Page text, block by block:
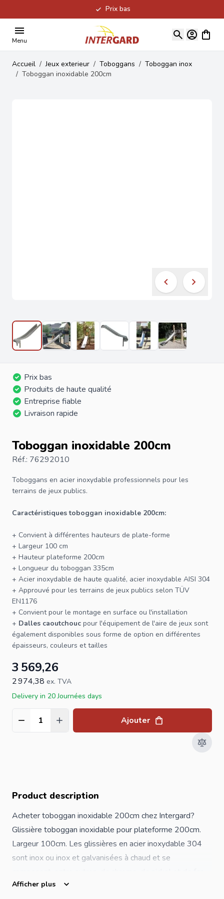
Prix bas
Menu
Voir
Accueil / Jeux exterieur / Toboggans / Toboggan inox
/ Toboggan inoxidable 200cm
Prix bas
Produits de haute qualité
Entreprise fiable
Livraison rapide
Toboggan inoxidable 200cm
Réf.: 76292010
Toboggans en acier inoxydable professionnels pour les
terrains de jeux publics.
Caractéristiques toboggan inoxidable 200cm:
+ Convient à différentes hauteurs de plate-forme
+ Largeur 100 cm
+ Hauteur plateforme 200cm
+ Longueur du toboggan 335cm
+ Acier inoxydable de haute qualité, acier inoxydable AISI 304
+ Approuvé pour les terrains de jeux publics selon TÜV
EN1176
+ Convient pour le montage en surface ou l'installation
+ Dalles caoutchouc pour l'équipement de l'aire de jeux sont
également disponibles sous forme de option en différentes
épaisseurs, couleurs et tailles
3 569,26
2 974,38 ex. TVA
Delivery in 20 Journées days
Quantité Ajouter
Product description
Acheter toboggan inoxidable 200cm chez Intergard?
Glissière toboggan inoxidable pour plateforme 200cm.
Largeur 100cm. Les glissières en acier inoxydable 304
sont inox ou inox et galvanisées à chaud et se
Cela réduit considérablement les risques de formation de
Afficher plus